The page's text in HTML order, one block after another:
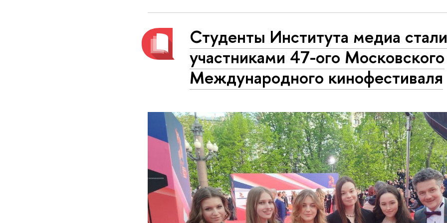
Студенты Института медиа
участниками 47-ого Московского
Международного кинофестиваля